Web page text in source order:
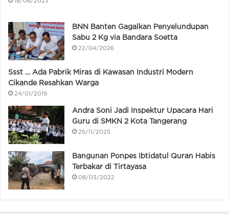
BNN Banten Gagalkan Penyelundupan
Sabu 2 Kg via Bandara Soetta
22/04/2026
Ssst … Ada Pabrik Miras di Kawasan Industri Modern
Cikande Resahkan Warga
24/01/2019
Andra Soni Jadi Inspektur Upacara Hari
Guru di SMKN 2 Kota Tangerang
25/11/2025
Bangunan Ponpes Ibtidatul Quran Habis
Terbakar di Tirtayasa
08/03/2022